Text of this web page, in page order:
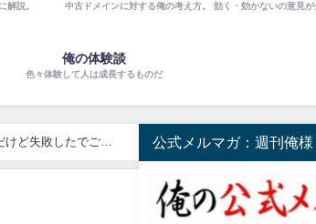
解説。 中古ドメインに対する俺の考え方。 効く・効かないの意見が
俺の体験談
色々体験して人は成長するものだ
ど失敗したでござ
公式メルマガ：週刊俺様